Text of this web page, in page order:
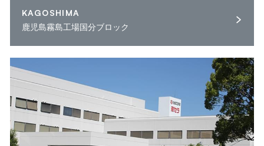
KAGOSHIMA
鹿児島霧島工場国分ブロック